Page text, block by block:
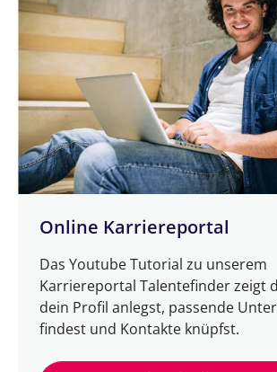
Online Karriereportal
Das Youtube Tutorial zu unserem
Karriereportal Talentefinder zeigt
dein Profil anlegst, passende
findest und Kontakte knüpfst.